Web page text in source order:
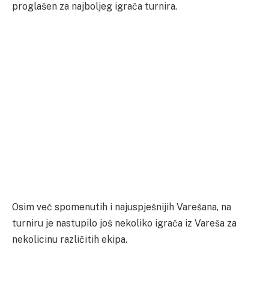
proglašen za najboljeg igrača turnira.
Osim več spomenutih i najuspješnijih Varešana, na
turniru je nastupilo još nekoliko igrača iz Vareša za
nekolicinu različitih ekipa.